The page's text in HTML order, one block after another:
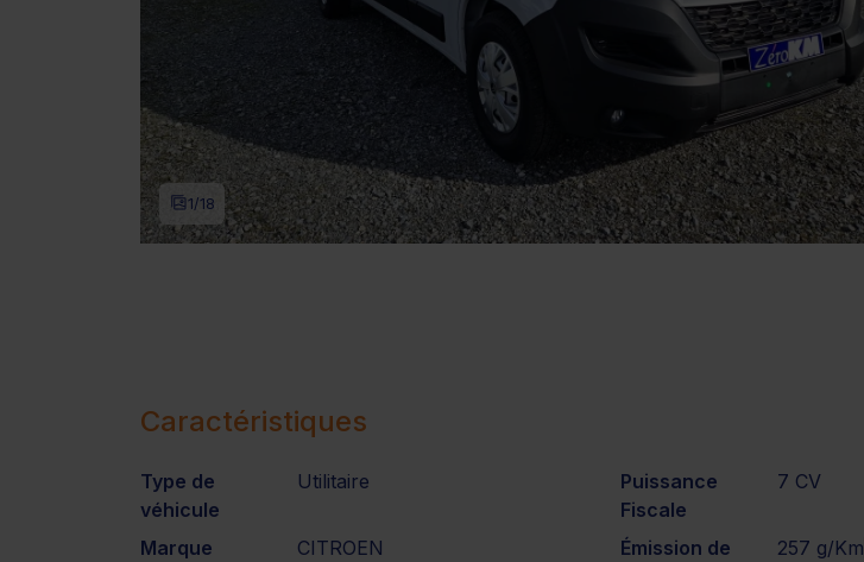
1/18
Caractéristiques
Type de
véhicule
Utilitaire
Marque
CITROEN
Puissance
Fiscale
7 CV
Émission de
257 g/Km